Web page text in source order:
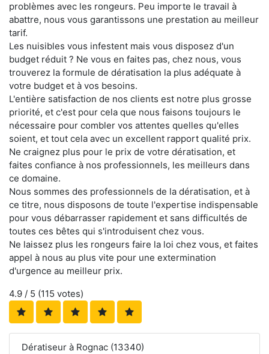
problèmes avec les rongeurs. Peu importe le travail à
abattre, nous vous garantissons une prestation au meilleur
tarif.
Les nuisibles vous infestent mais vous disposez d'un
budget réduit ? Ne vous en faites pas, chez nous, vous
trouverez la formule de dératisation la plus adéquate à
votre budget et à vos besoins.
L'entière satisfaction de nos clients est notre plus grosse
priorité, et c'est pour cela que nous faisons toujours le
nécessaire pour combler vos attentes quelles qu'elles
soient, et tout cela avec un excellent rapport qualité prix.
Ne craignez plus pour le prix de votre dératisation, et
faites confiance à nos professionnels, les meilleurs dans
ce domaine.
Nous sommes des professionnels de la dératisation, et à
ce titre, nous disposons de toute l'expertise indispensable
pour vous débarrasser rapidement et sans difficultés de
toutes ces bêtes qui s'introduisent chez vous.
Ne laissez plus les rongeurs faire la loi chez vous, et faites
appel à nous au plus vite pour une extermination
d'urgence au meilleur prix.
4.9 / 5 (115 votes)
Dératiseur à Rognac (13340)